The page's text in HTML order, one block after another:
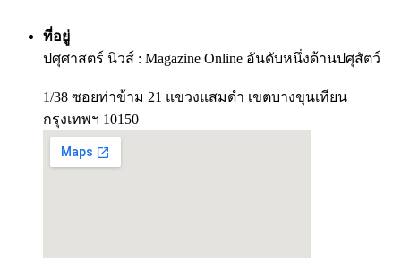
ที่อยู่
ปศุศาสตร์ นิวส์ : Magazine Online อันดับหนึ่งด้านปศุสัตว์
1/38 ซอยท่าข้าม 21 แขวงแสมดำ เขตบางขุนเทียน
กรุงเทพฯ 10150